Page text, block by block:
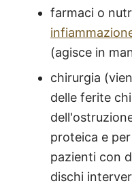
farmaci o
(agisce in
chirurgia
delle ferite
proteica e
pazienti con
dischi